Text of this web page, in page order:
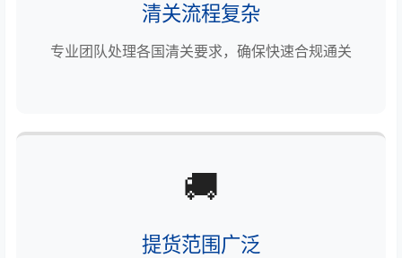
清关流程复杂
专业团队处理各国清关要求，确保快速合规通关
🚚
提货范围广泛